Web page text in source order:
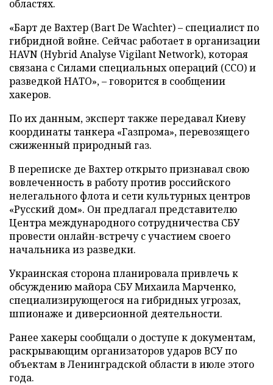
областях.
«Барт де Вахтер (Bart De Wachter) – специалист по
гибридной войне. Сейчас работает в организации
HAVN (Hybrid Analyse Vigilant Network), которая
связана с Силами специальных операций (ССО) и
разведкой НАТО», – говорится в сообщении
хакеров.
По их данным, эксперт также передавал Киеву
координаты танкера «Газпрома», перевозящего
сжиженный природный газ.
В переписке де Вахтер открыто признавал свою
вовлеченность в работу против российского
нелегального флота и сети культурных центров
«Русский дом». Он предлагал представителю
Центра международного сотрудничества СБУ
провести онлайн-встречу с участием своего
начальника из разведки.
Украинская сторона планировала привлечь к
обсуждению майора СБУ Михаила Марченко,
специализирующегося на гибридных угрозах,
шпионаже и диверсионной деятельности.
Ранее хакеры сообщали о доступе к документам,
раскрывающим организаторов ударов ВСУ по
объектам в Ленинградской области в июле этого
года.